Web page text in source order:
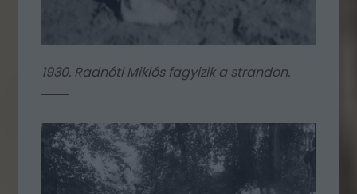
1930. Radnóti Miklós fagyizik a strandon.